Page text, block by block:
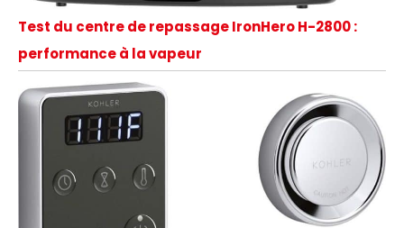
Test du centre de repassage IronHero H-2800 :
performance à la vapeur